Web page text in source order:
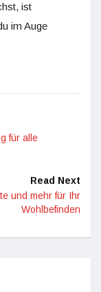
ist
im Auge
für alle
Read Next
und mehr für Ihr
Wohlbefinden